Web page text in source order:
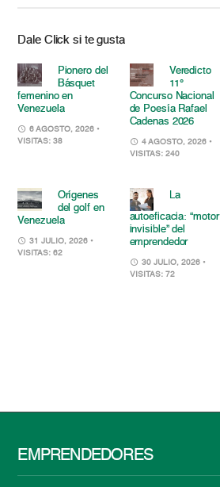
Dale Click si te gusta
Pionero del
Básquet
femenino en
Venezuela
6 AGOSTO, 2026 •
VISITAS: 38
Veredicto
11°
Concurso Nacional
de Poesía Rafael
Cadenas 2026
4 AGOSTO, 2026 •
VISITAS: 240
Orígenes
del golf en
Venezuela
31 JULIO, 2026 •
VISITAS: 62
La
autoeficacia: “motor
invisible” del
emprendedor
30 JULIO, 2026 •
VISITAS: 72
EMPRENDEDORES